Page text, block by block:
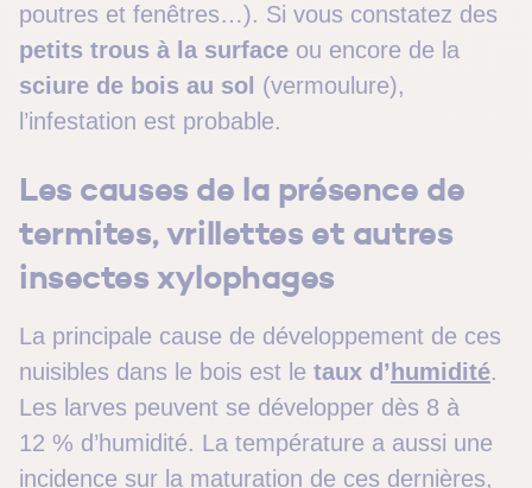
poutres et fenêtres…). Si vous constatez des
petits trous à la surface ou encore de la
sciure de bois au sol (vermoulure),
l’infestation est probable.
Les causes de la présence de
termites, vrillettes et autres
insectes xylophages
La principale cause de développement de ces
nuisibles dans le bois est le taux d’ humidité.
Les larves peuvent se développer dès 8 à
12 % d’humidité. La température a aussi une
incidence sur la maturation de ces dernières,